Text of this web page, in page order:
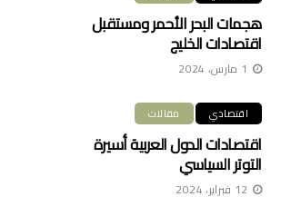
هجمات البحر الأحمر ومستقبل
اقتصادات الخليج
1 مارس، 2024
اقتصادي مقالات
اقتصادات الدول العربية أسيرة
التوتر السياسي
12 فبراير، 2024